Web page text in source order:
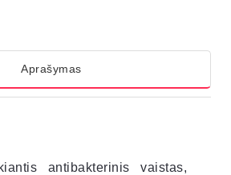
Aprašymas
antibakterinis vaistas,